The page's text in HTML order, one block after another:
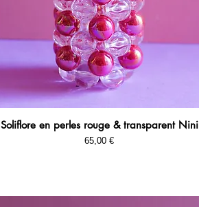
Aperçu rapide
Soliflore en perles rouge & transparent Nini
Prix
65,00 €